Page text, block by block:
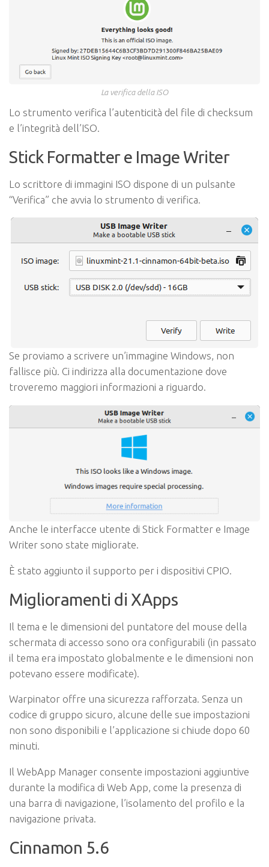
La verifica della ISO
Lo strumento verifica l’autenticità del file di checksum
e l’integrità dell’ISO.
Stick Formatter e Image Writer
Lo scrittore di immagini ISO dispone di un pulsante
“Verifica” che avvia lo strumento di verifica.
Se proviamo a scrivere un’immagine Windows, non
fallisce più. Ci indirizza alla documentazione dove
troveremo maggiori informazioni a riguardo.
Anche le interfacce utente di Stick Formatter e Image
Writer sono state migliorate.
È stato aggiunto il supporto per i dispositivi CPIO.
Miglioramenti di XApps
Il tema e le dimensioni del puntatore del mouse della
schermata di accesso sono ora configurabili (in passato
il tema era impostato globalmente e le dimensioni non
potevano essere modificate).
Warpinator offre una sicurezza rafforzata. Senza un
codice di gruppo sicuro, alcune delle sue impostazioni
non sono disponibili e l’applicazione si chiude dopo 60
minuti.
Il WebApp Manager consente impostazioni aggiuntive
durante la modifica di Web App, come la presenza di
una barra di navigazione, l’isolamento del profilo e la
navigazione privata.
Cinnamon 5.6